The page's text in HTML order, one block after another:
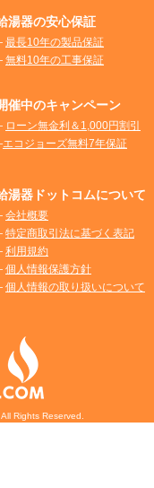
湯器の安心保証
最長10年の製品保証
無料10年の工事保証
催中のキャンペーン
ローン無金利＆1,000円割引
エコジョーズ無料7年保証
湯器ドットコムについて
会社概要
特定商取引法に基づく表記
利用規約
個人情報保護方針
個人情報の取り扱いについて
Rights Reserved.